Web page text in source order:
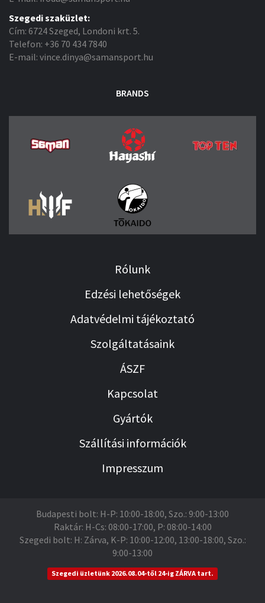
Szegedi szaküzlet:
Cím: 6724 Szeged, Londoni krt. 5.
Telefon: +36 70 434 7840
E-mail: vince.dinya@samansport.hu
BRANDS
Rólunk
Edzési lehetőségek
Adatvédelmi tájékoztató
Szolgáltatásaink
ÁSZF
Kapcsolat
Gyártók
Szállítási információk
Impresszum
Budapesti bolt: H-P: 10:00-18:00, Szo.: 9:00-13:00
Raktár: H-Cs: 08:00-17:00, P: 08:00-14:00
Szegedi bolt: H: Zárva, K-P: 10:00-12:00, 13:00-18:00, Szo.:
9:00-13:00
Szegedi üzletünk 2026.08.04-től 24-ig ZÁRVA tart.